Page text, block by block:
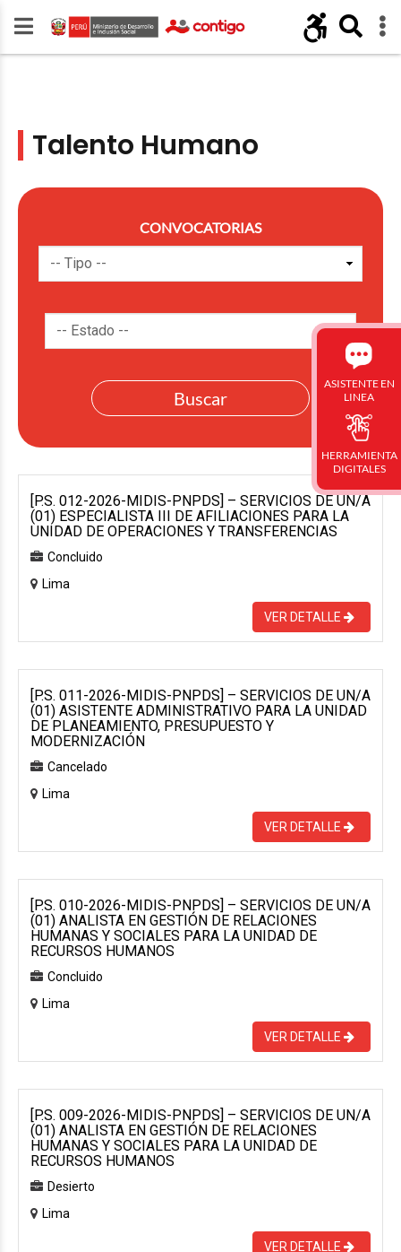
Talento Humano
CONVOCATORIAS
[P.S. 012-2026-MIDIS-PNPDS] – SERVICIOS DE UN/A
(01) ESPECIALISTA III DE AFILIACIONES PARA LA
UNIDAD DE OPERACIONES Y TRANSFERENCIAS
Concluido
Lima
VER DETALLE
[P.S. 011-2026-MIDIS-PNPDS] – SERVICIOS DE UN/A
(01) ASISTENTE ADMINISTRATIVO PARA LA UNIDAD
DE PLANEAMIENTO, PRESUPUESTO Y
MODERNIZACIÓN
Cancelado
Lima
VER DETALLE
[P.S. 010-2026-MIDIS-PNPDS] – SERVICIOS DE UN/A
(01) ANALISTA EN GESTIÓN DE RELACIONES
HUMANAS Y SOCIALES PARA LA UNIDAD DE
RECURSOS HUMANOS
Concluido
Lima
VER DETALLE
[P.S. 009-2026-MIDIS-PNPDS] – SERVICIOS DE UN/A
(01) ANALISTA EN GESTIÓN DE RELACIONES
HUMANAS Y SOCIALES PARA LA UNIDAD DE
RECURSOS HUMANOS
Desierto
Lima
VER DETALLE
ASISTENTE EN
LINEA
HERRAMIENTA
DIGITALES